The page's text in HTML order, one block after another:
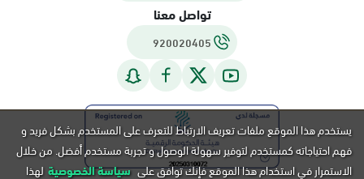
تواصل معنا
920020405
يستخدم هذا الموقع ملفات تعريف الارتباط للتعرف على المستخدم بشكل فريد و
فهم احتياجاته كمستخدم لتوفير سهولة الوصول و تجربة مستخدم أفضل. من خلال
الاستمرار في استخدام هذا الموقع فإنك توافق على سياسة الخصوصية لهذا